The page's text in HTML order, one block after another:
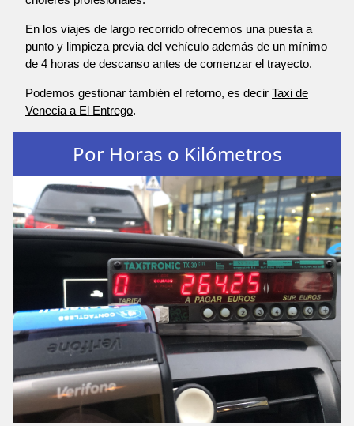
En los viajes de largo recorrido ofrecemos una puesta a
punto y limpieza previa del vehículo además de un mínimo
de 4 horas de descanso antes de comenzar el trayecto.
Podemos gestionar también el retorno, es decir Taxi de
Venecia a El Entrego.
Por Horas o Kilómetros